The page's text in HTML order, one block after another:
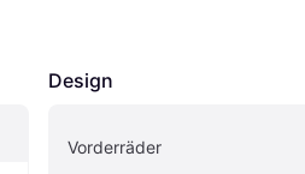
Design
Vorderräder